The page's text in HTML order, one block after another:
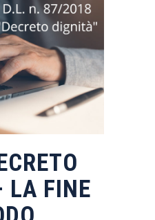
LA FINE